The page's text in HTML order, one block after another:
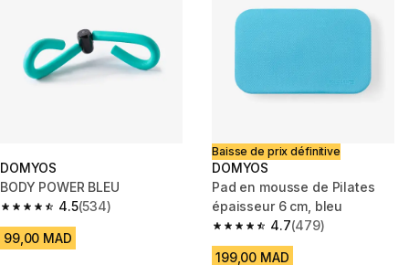
DOMYOS
BODY POWER BLEU
4.5
4.5 out of 5 stars from 534 reviews
(534)
99,00 MAD
Baisse de prix définitive
DOMYOS
Pad en mousse de Pilates
épaisseur 6 cm, bleu
4.7
4.7 out of 5 stars from 479
(479)
199,00 MAD